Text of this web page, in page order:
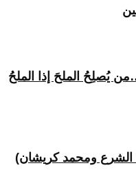
يُصلِحُ الملحَ إذا الملحُ
الشرع ومحمد كريشان)